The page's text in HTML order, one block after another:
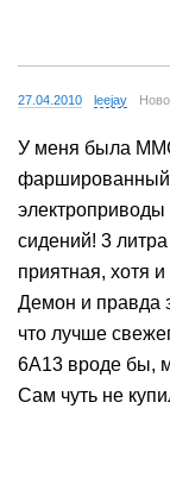
27.04.2010 leejay
У меня была
фаршированный
сидений! 3
приятная, хотя
Демон и правда
что лучше
6А13 вроде бы,
Сам чуть не